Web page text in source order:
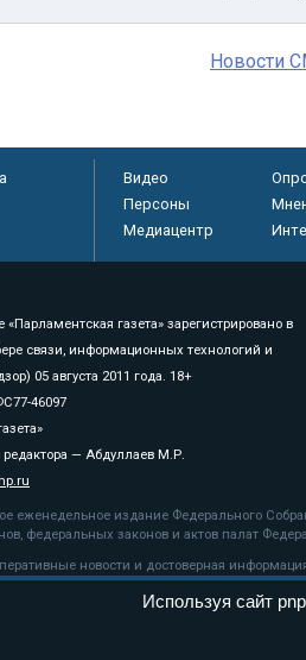
Новости
Видео
Персоны
Медиацентр
газета» зарегистрировано в
связи, информационных технологий и
05 августа 2011 года. 18+
46097
— Абдуллаев М.Р.
еженедельное издание Федерального
федеральных законов и актов палат
новости и достоверная
на pnp.ru обязательна.
рекомендательные технологии
Используя сайт